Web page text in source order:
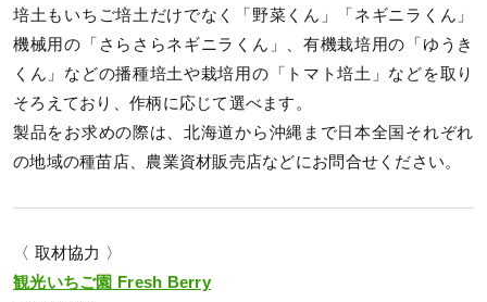
培土もいちご培土だけでなく「野菜くん」「ネギニラくん」
機械用の「さらさらネギニラくん」、有機栽培用の「ゆうき
くん」などの播種培土や栽培用の「トマト培土」などを取り
そろえており、作柄に応じて選べます。
製品をお求めの際は、北海道から沖縄まで日本全国それぞれ
の地域の種苗店、農業資材販売店などにお問合せください。
〈 取材協力 〉
観光いちご園 Fresh Berry